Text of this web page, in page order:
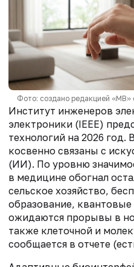
Фото: создано редакцией «МВ»
Институт инженеров
электроники (IEEE)
технологий на 2026
косвенно связаны с
(ИИ). По уровню
в медицине обогнал
сельское хозяйство,
образование,
ожидаются прорывы в
также клеточной и
сообщается в отчете